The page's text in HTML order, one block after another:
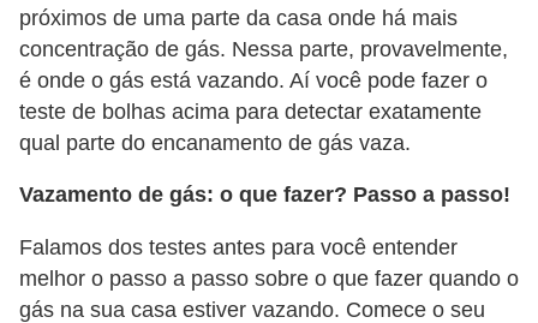
próximos de uma parte da casa onde há mais
concentração de gás. Nessa parte, provavelmente,
é onde o gás está vazando. Aí você pode fazer o
teste de bolhas acima para detectar exatamente
qual parte do encanamento de gás vaza.
Vazamento de gás: o que fazer? Passo a passo!
Falamos dos testes antes para você entender
melhor o passo a passo sobre o que fazer quando o
gás na sua casa estiver vazando. Comece o seu
d
i
c
o
c
n
d